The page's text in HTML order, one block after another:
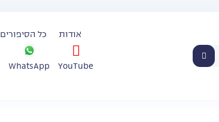
אודות כל הסיפורים
YouTube
WhatsApp